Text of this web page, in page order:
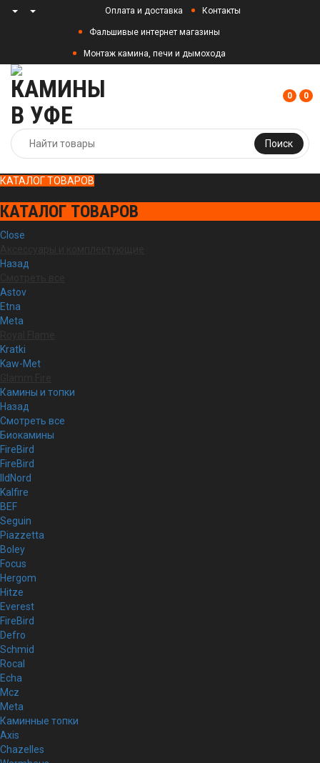
Оплата и доставка Контакты
Фальшивые интернет магазины
Монтаж камина, печи и дымохода
Поиск
0 0
КАТАЛОГ ТОВАРОВ
КАТАЛОГ ТОВАРОВ
Close
Назад
Astov
Etna
Meta
Kratki
Kaw-Met
Камины и топки
Назад
Смотреть все
Биокамины
FireBird
FireBird
IldNord
Kalfire
BEF
Seguin
Piazzetta
Boley
Focus
Hergom
Hitze
Everest
FireBird
Defro
Schmid
Rocal
Echa
Mcz
Meta
Каминные топки
Axis
Chazelles